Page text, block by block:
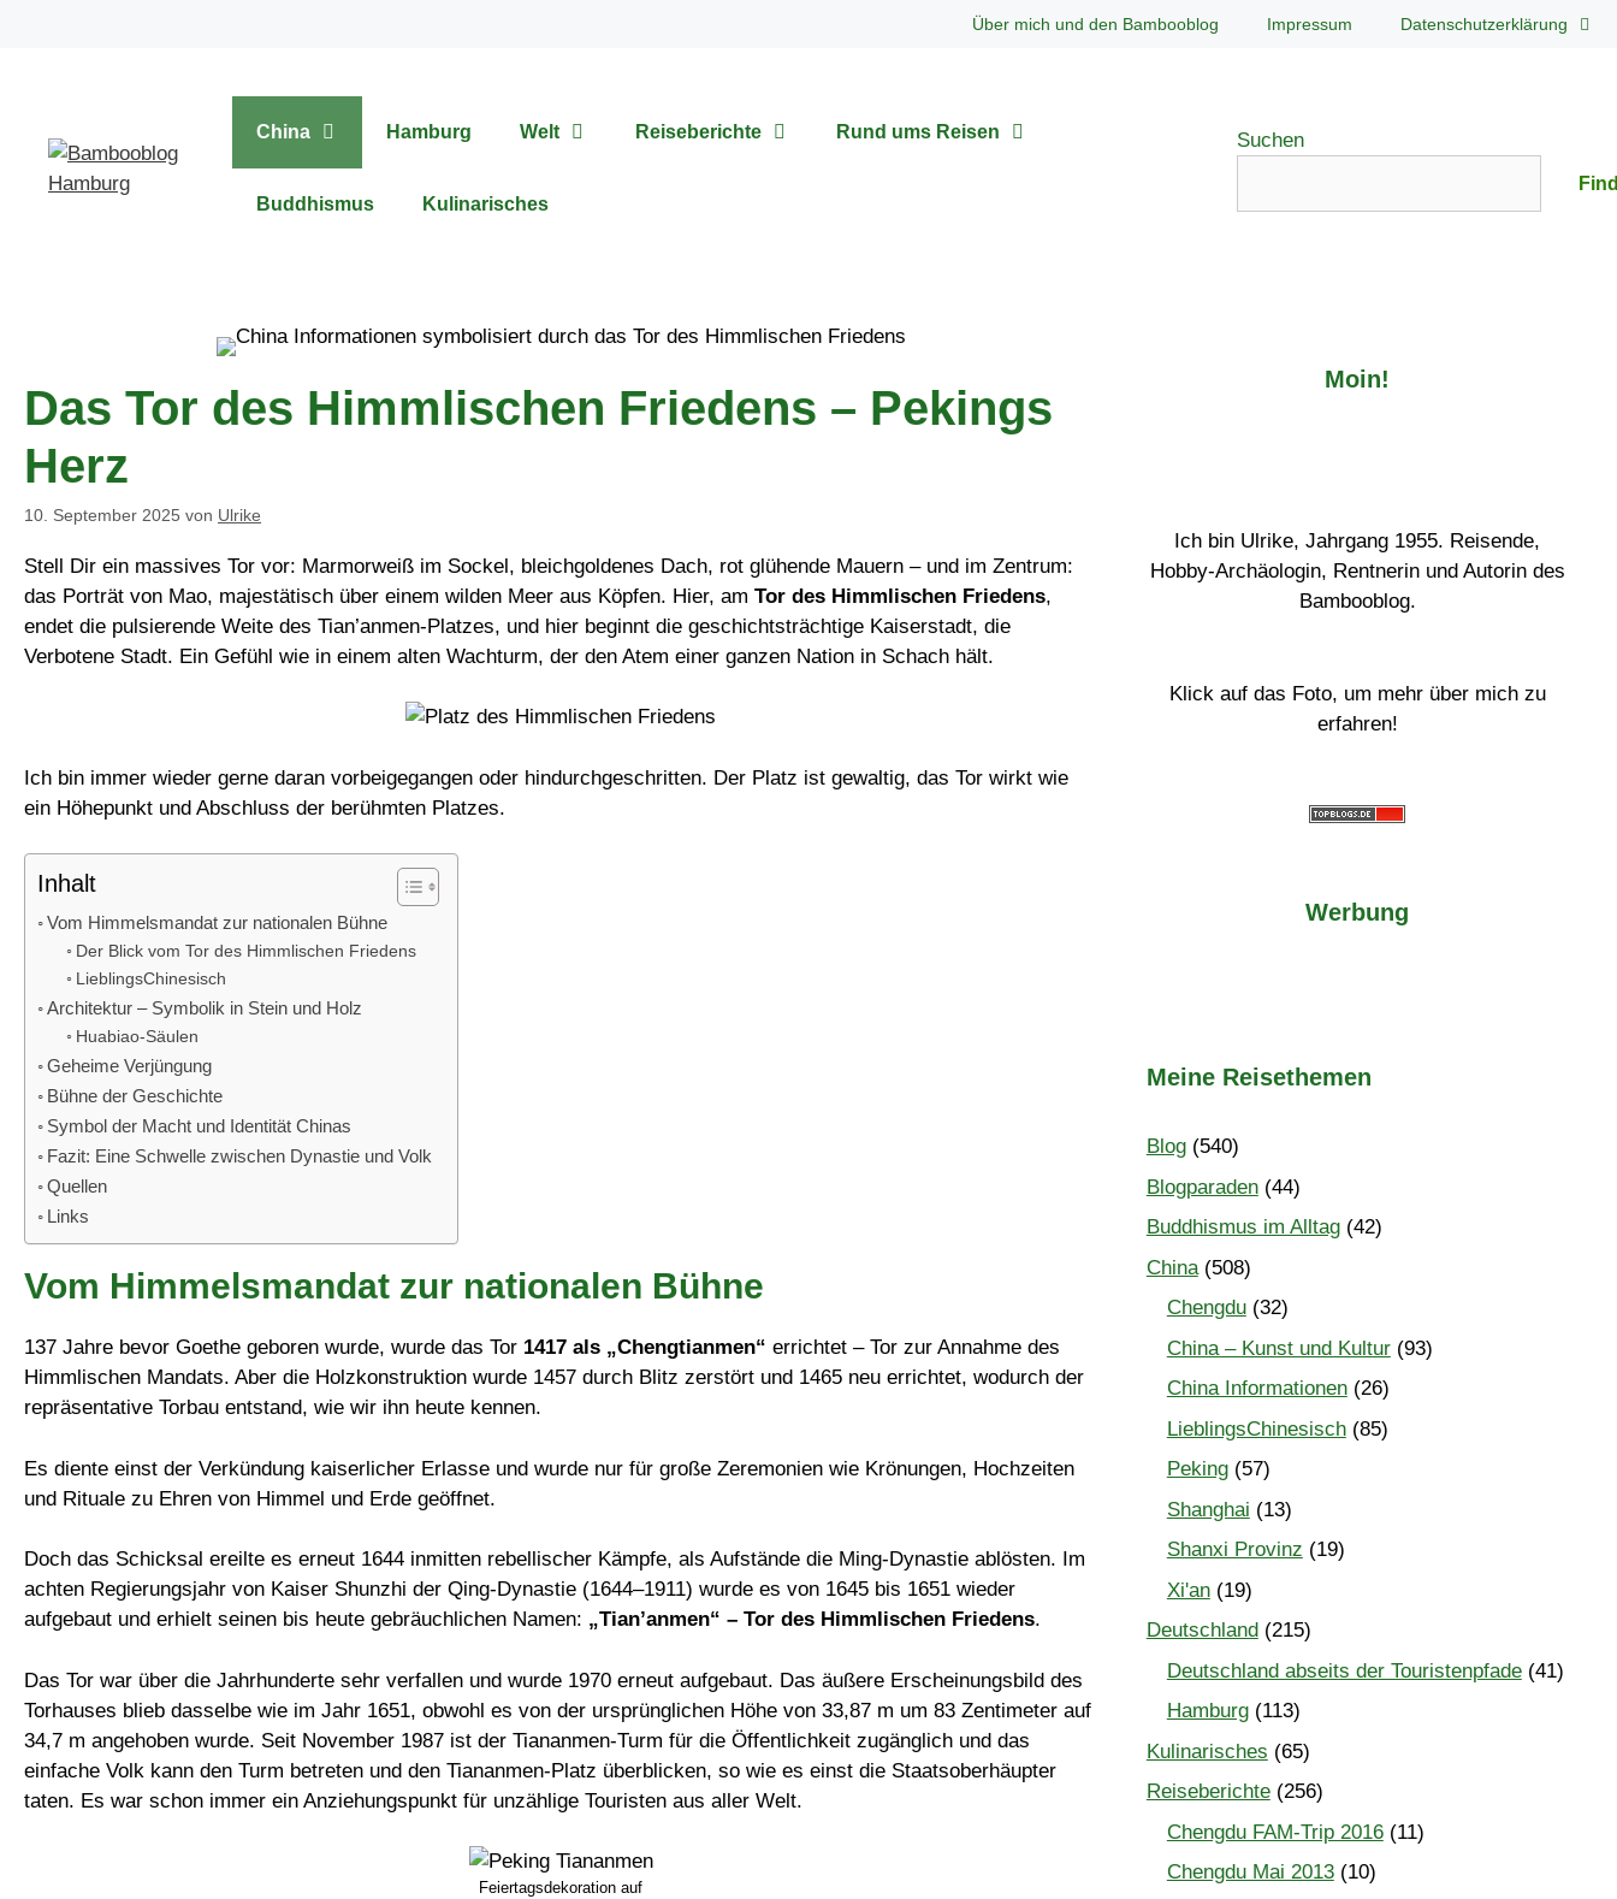
Über mich und den Bambooblog Impressum Datenschutzerklärung
China Hamburg Welt Reiseberichte Rund ums Reisen
Buddhismus Kulinarisches
Suchen
Das Tor des Himmlischen Friedens – Pekings
Herz
10. September 2025 von Ulrike
Stell Dir ein massives Tor vor: Marmorweiß im Sockel, bleichgoldenes Dach, rot glühende Mauern – und im Zentrum:
das Porträt von Mao, majestätisch über einem wilden Meer aus Köpfen. Hier, am Tor des Himmlischen Friedens,
endet die pulsierende Weite des Tian’anmen-Platzes, und hier beginnt die geschichtsträchtige Kaiserstadt, die
Verbotene Stadt. Ein Gefühl wie in einem alten Wachturm, der den Atem einer ganzen Nation in Schach hält.
Ich bin immer wieder gerne daran vorbeigegangen oder hindurchgeschritten. Der Platz ist gewaltig, das Tor wirkt wie
ein Höhepunkt und Abschluss der berühmten Platzes.
Inhalt
Vom Himmelsmandat zur nationalen Bühne
Der Blick vom Tor des Himmlischen Friedens
LieblingsChinesisch
Architektur – Symbolik in Stein und Holz
Huabiao-Säulen
Geheime Verjüngung
Bühne der Geschichte
Symbol der Macht und Identität Chinas
Fazit: Eine Schwelle zwischen Dynastie und Volk
Quellen
Links
Vom Himmelsmandat zur nationalen Bühne
137 Jahre bevor Goethe geboren wurde, wurde das Tor 1417 als „Chengtianmen“ errichtet – Tor zur Annahme des
Himmlischen Mandats. Aber die Holzkonstruktion wurde 1457 durch Blitz zerstört und 1465 neu errichtet, wodurch der
repräsentative Torbau entstand, wie wir ihn heute kennen.
Es diente einst der Verkündung kaiserlicher Erlasse und wurde nur für große Zeremonien wie Krönungen, Hochzeiten
und Rituale zu Ehren von Himmel und Erde geöffnet.
Doch das Schicksal ereilte es erneut 1644 inmitten rebellischer Kämpfe, als Aufstände die Ming-Dynastie ablösten. Im
achten Regierungsjahr von Kaiser Shunzhi der Qing-Dynastie (1644–1911) wurde es von 1645 bis 1651 wieder
aufgebaut und erhielt seinen bis heute gebräuchlichen Namen: „Tian’anmen“ – Tor des Himmlischen Friedens.
Das Tor war über die Jahrhunderte sehr verfallen und wurde 1970 erneut aufgebaut. Das äußere Erscheinungsbild des
Torhauses blieb dasselbe wie im Jahr 1651, obwohl es von der ursprünglichen Höhe von 33,87 m um 83 Zentimeter auf
34,7 m angehoben wurde. Seit November 1987 ist der Tiananmen-Turm für die Öffentlichkeit zugänglich und das
einfache Volk kann den Turm betreten und den Tiananmen-Platz überblicken, so wie es einst die Staatsoberhäupter
taten. Es war schon immer ein Anziehungspunkt für unzählige Touristen aus aller Welt.
Feiertagsdekoration auf
Moin!
Ich bin Ulrike, Jahrgang 1955. Reisende,
Hobby-Archäologin, Rentnerin und Autorin des
Bambooblog.
Klick auf das Foto, um mehr über mich zu
erfahren!
Werbung
Meine Reisethemen
Blog(540)
Blogparaden(44)
Buddhismus im Alltag(42)
China(508)
Chengdu(32)
China – Kunst und Kultur(93)
China Informationen(26)
LieblingsChinesisch(85)
Peking(57)
Shanghai (13)
Shanxi Provinz (19)
Xi'an(19)
Deutschland(215)
Deutschland abseits der Touristenpfade(41)
Hamburg(113)
Kulinarisches (65)
Reiseberichte(256)
Chengdu FAM-Trip 2016(11)
Chengdu Mai 2013(10)